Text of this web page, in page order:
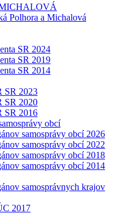
Polhora a Michalová
SR 2024
SR 2019
SR 2014
SR 2023
SR 2020
SR 2016
obcí
samosprávy obcí 2026
samosprávy obcí 2022
samosprávy obcí 2018
samosprávy obcí 2014
samosprávnych krajov
2017